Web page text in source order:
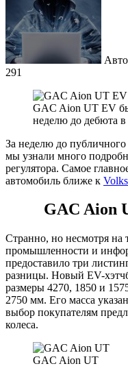
291
GAC Aion UT EV
неделю до дебюта
За неделю до
мы узнали много
регулятора. Самое
автомобиль ближе к
GAC Aion
Странно, но несмотря на
промышленности и
предоставило три
разницы. Новый EV-
размеры 4270, 1850 и
2750 мм. Его масса
выбор покупателям
колеса.
GAC Aion UT